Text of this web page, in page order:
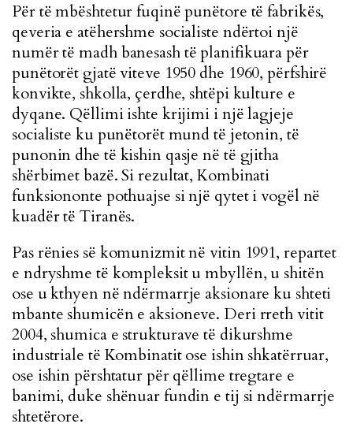
Për të mbështetur fuqinë punëtore të fabrikës,
qeveria e atëhershme socialiste ndërtoi një
numër të madh banesash të planifikuara për
punëtorët gjatë viteve 1950 dhe 1960, përfshirë
konvikte, shkolla, çerdhe, shtëpi kulture e
dyqane. Qëllimi ishte krijimi i një lagjeje
socialiste ku punëtorët mund të jetonin, të
punonin dhe të kishin qasje në të gjitha
shërbimet bazë. Si rezultat, Kombinati
funksiononte pothuajse si një qytet i vogël në
kuadër të Tiranës.
Pas rënies së komunizmit në vitin 1991, repartet
e ndryshme të kompleksit u mbyllën, u shitën
ose u kthyen në ndërmarrje aksionare ku shteti
mbante shumicën e aksioneve. Deri rreth vitit
2004, shumica e strukturave të dikurshme
industriale të Kombinatit ose ishin shkatërruar,
ose ishin përshtatur për qëllime tregtare e
banimi, duke shënuar fundin e tij si ndërmarrje
shtetërore.